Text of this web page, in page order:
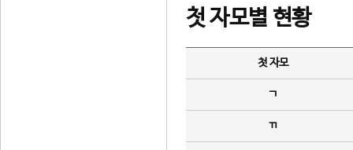
첫 자모별 현황
첫 자모
ㄱ
ㄲ